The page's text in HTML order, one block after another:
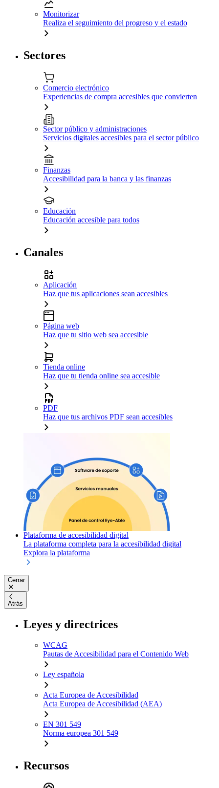
Monitorizar
Realiza el seguimiento del progreso y el estado
Sectores
Comercio electrónico
Experiencias de compra accesibles que convierten
Sector público y administraciones
Servicios digitales accesibles para el sector público
Finanzas
Accesibilidad para la banca y las finanzas
Educación
Educación accesible para todos
Canales
Aplicación
Haz que tus aplicaciones sean accesibles
Página web
Haz que tu sitio web sea accesible
Tienda online
Haz que tu tienda online sea accesible
PDF
Haz que tus archivos PDF sean accesibles
Plataforma de accesibilidad digital
La plataforma completa para la accesibilidad digital
Explora la plataforma
Cerrar
Atrás
Leyes y directrices
WCAG
Pautas de Accesibilidad para el Contenido Web
Ley española
Acta Europea de Accesibilidad
Acta Europea de Accesibilidad (AEA)
EN 301 549
Norma europea 301 549
Recursos